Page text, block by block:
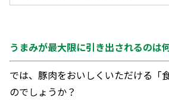
うまみが最大限に引き出されるのは
では、豚肉をおいしくいただける「
のでしょうか？